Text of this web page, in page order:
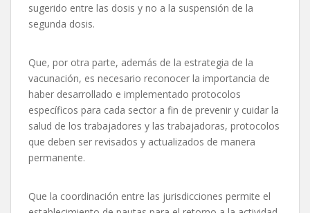
sugerido entre las dosis y no a la suspensión de la
segunda dosis.
Que, por otra parte, además de la estrategia de la
vacunación, es necesario reconocer la importancia de
haber desarrollado e implementado protocolos
específicos para cada sector a fin de prevenir y cuidar la
salud de los trabajadores y las trabajadoras, protocolos
que deben ser revisados y actualizados de manera
permanente.
Que la coordinación entre las jurisdicciones permite el